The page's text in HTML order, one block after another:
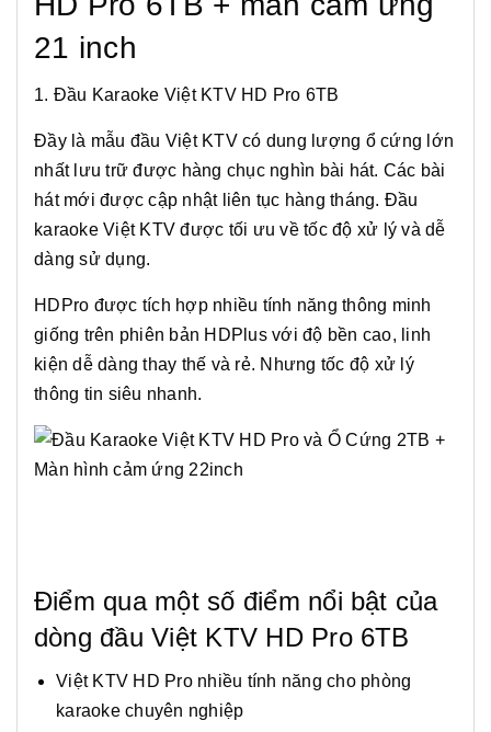
21 inch
1. Đầu Karaoke Việt KTV HD Pro 6TB
Đầy là mẫu đầu Việt KTV có dung lượng ổ cứng lớn
nhất lưu trữ được hàng chục nghìn bài hát. Các bài
hát mới được cập nhật liên tục hàng tháng. Đầu
karaoke Việt KTV được tối ưu về tốc độ xử lý và dễ
dàng sử dụng.
HDPro được tích hợp nhiều tính năng thông minh
giống trên phiên bản HDPlus với độ bền cao, linh
kiện dễ dàng thay thế và rẻ. Nhưng tốc độ xử lý
thông tin siêu nhanh.
Điểm qua một số điểm nổi bật của
dòng đầu Việt KTV HD Pro 6TB
Việt KTV HD Pro nhiều tính năng cho phòng
karaoke chuyên nghiệp